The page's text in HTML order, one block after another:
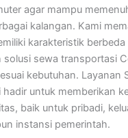
agar mampu
kalangan. Kami
karakteristik
solusi sewa transportasi
kebutuhan. Layanan
hadir untuk memberikan
baik untuk pribadi,
instansi pemerintah.